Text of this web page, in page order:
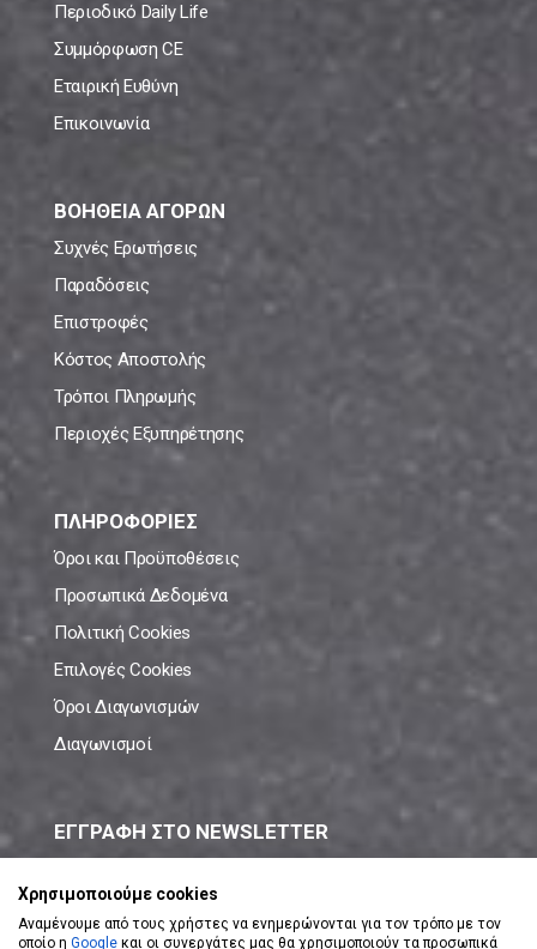
Περιοδικό Daily Life
Συμμόρφωση CE
Εταιρική Ευθύνη
Επικοινωνία
ΒΟΗΘΕΙΑ ΑΓΟΡΩΝ
Συχνές Ερωτήσεις
Παραδόσεις
Επιστροφές
Κόστος Αποστολής
Τρόποι Πληρωμής
Περιοχές Εξυπηρέτησης
ΠΛΗΡΟΦΟΡΙΕΣ
Όροι και Προϋποθέσεις
Προσωπικά Δεδομένα
Πολιτική Cookies
Επιλογές Cookies
Όροι Διαγωνισμών
Διαγωνισμοί
ΕΓΓΡΑΦΗ ΣΤΟ NEWSLETTER
Χρησιμοποιούμε cookies
Αναμένουμε από τους χρήστες να ενημερώνονται για τον τρόπο με τον
οποίο η Google και οι συνεργάτες μας θα χρησιμοποιούν τα προσωπικά